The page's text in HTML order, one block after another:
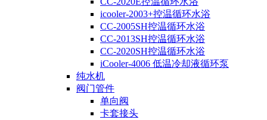
icooler-2003+控温循环水浴
CC-2005SH控温循环水浴
CC-2013SH控温循环水浴
CC-2020SH控温循环水浴
iCooler-4006 低温冷却液循环泵
纯水机
阀门管件
单向阀
卡套接头